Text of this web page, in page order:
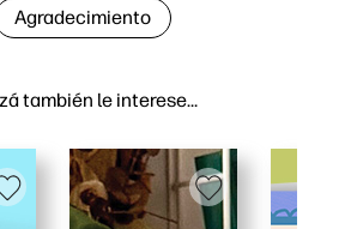
también le interese…
Agradecimiento